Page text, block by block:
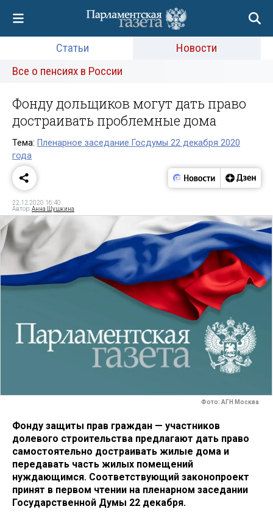
Статьи
Новости
Все о пенсиях в России
Фонду дольщиков могут дать право
достраивать проблемные дома
Тема: Пленарное заседание Госдумы 22 декабря 2020
года
22.12.2020 16:40
Автор:Анна Шушкина
Фото: АГН Москва
Фонду защиты прав граждан — участников
долевого строительства предлагают дать право
самостоятельно достраивать жилые дома и
передавать часть жилых помещений
нуждающимся. Соответствующий законопроект
принят в первом чтении на пленарном заседании
Государственной Думы 22 декабря.